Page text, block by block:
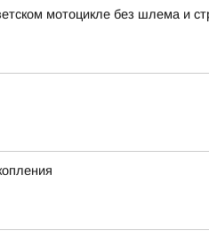
мотоцикле без шлема и